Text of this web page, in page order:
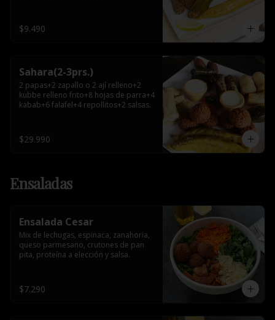
$9.490
Sahara(2-3prs.)
2 papas+2 zapallo o 2 ají relleno+2
kubbe relleno frito+8 hojas de parra+4
kabab+6 falafel+4 repollitos+2 salsas.
$29.990
Ensaladas
Ensalada Cesar
Mix de lechugas, espinaca, zanahoria,
queso parmesano, crutones de pan
pita, proteína a elección y salsa.
$7.290